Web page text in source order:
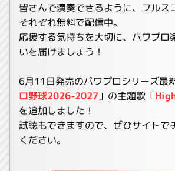
皆さんで演奏できるように、フルス
それぞれ無料で配信中。
応援する気持ちを大切に、パワプロ
いを届けましょう！
6月11日発売のパワプロシリーズ最
ロ野球2026-2027」の主題歌「
を追加しました！
試聴もできますので、ぜひサイトで
ください。